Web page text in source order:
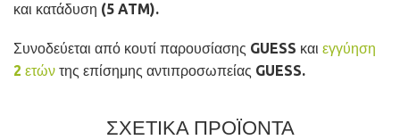
και κατάδυση (5 ATM).
Συνοδεύεται από κουτί παρουσίασης GUESS και εγγύηση
2 ετών της επίσημης αντιπροσωπείας GUESS.
ΣΧΕΤΙΚΑ ΠΡΟΪΟΝΤΑ